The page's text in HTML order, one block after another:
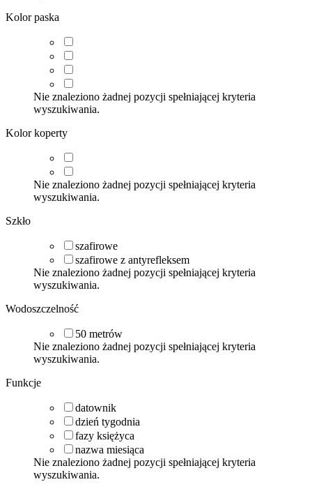
Kolor paska
Nie znaleziono żadnej pozycji spełniającej kryteria
wyszukiwania.
Kolor koperty
Nie znaleziono żadnej pozycji spełniającej kryteria
wyszukiwania.
Szkło
szafirowe
szafirowe z antyrefleksem
Nie znaleziono żadnej pozycji spełniającej kryteria
wyszukiwania.
Wodoszczelność
50 metrów
Nie znaleziono żadnej pozycji spełniającej kryteria
wyszukiwania.
Funkcje
datownik
dzień tygodnia
fazy księżyca
nazwa miesiąca
Nie znaleziono żadnej pozycji spełniającej kryteria
wyszukiwania.